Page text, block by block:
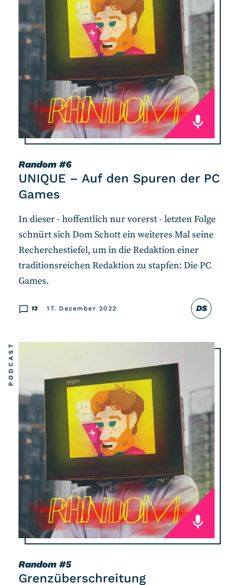
Random #6
UNIQUE – Auf den Spuren der PC
Games
DS
13 17. Dezember 2022
In dieser - hoffentlich nur vorerst - letzten Folge
schnürt sich Dom Schott ein weiteres Mal seine
Recherchestiefel, um in die Redaktion einer
traditionsreichen Redaktion zu stapfen: Die PC
Games.
Random #5
Grenzüberschreitung
PODCAST